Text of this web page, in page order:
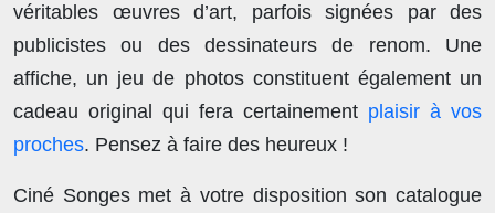
véritables œuvres d’art, parfois signées par des
publicistes ou des dessinateurs de renom. Une
affiche, un jeu de photos constituent également un
cadeau original qui fera certainement plaisir à vos
proches. Pensez à faire des heureux !
Ciné Songes met à votre disposition son catalogue